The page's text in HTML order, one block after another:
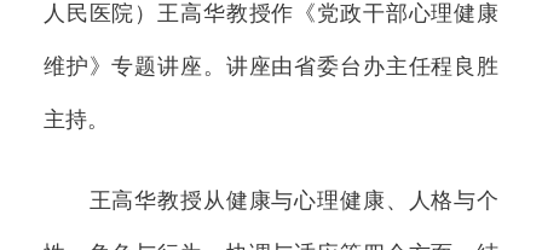
人民医院）王高华教授作《党政干部心理健康
维护》专题讲座。讲座由省委台办主任程良胜
主持。
王高华教授从健康与心理健康、人格与个